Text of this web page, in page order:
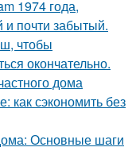
1974 года,
почти забытый.
чтобы
окончательно.
дома
сэкономить без
Основные шаги